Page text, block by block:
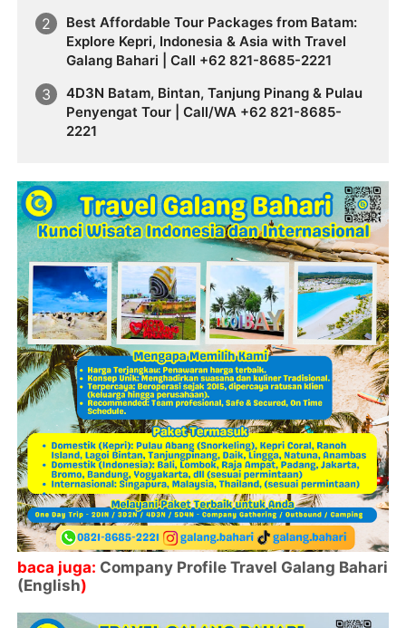
Best Affordable Tour Packages from Batam:
Explore Kepri, Indonesia & Asia with Travel
Galang Bahari | Call +62 821-8685-2221
4D3N Batam, Bintan, Tanjung Pinang & Pulau
Penyengat Tour | Call/WA +62 821-8685-
2221
baca juga: Company Profile Travel Galang Bahari
(English)